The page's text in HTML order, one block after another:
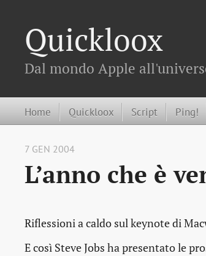
Quickloox
Dal mondo Apple
Home Quickloox Script Ping!
7 GEN 2004
L’anno che è
Riflessioni a caldo sul keynote di
E così Steve Jobs ha presentato le